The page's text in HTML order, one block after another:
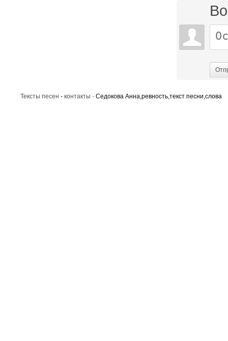
Тексты песен - контакты · Седокова Анна,ревность,текст песни,слова